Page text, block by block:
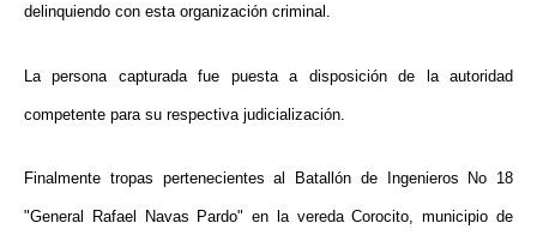
delinquiendo con esta organización criminal.
La persona capturada fue puesta a disposición de la autoridad
competente para su respectiva judicialización.
Finalmente tropas pertenecientes al Batallón de Ingenieros No 18
"General Rafael Navas Pardo" en la vereda Corocito, municipio de